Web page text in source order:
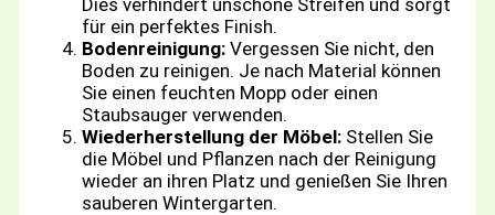
für ein perfektes Finish.
Bodenreinigung: Vergessen Sie nicht, den
Boden zu reinigen. Je nach Material können
Sie einen feuchten Mopp oder einen
Staubsauger verwenden.
Wiederherstellung der Möbel: Stellen Sie
die Möbel und Pflanzen nach der Reinigung
wieder an ihren Platz und genießen Sie Ihren
sauberen Wintergarten.